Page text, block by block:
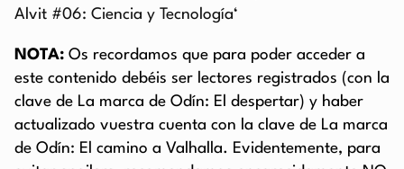
Alvit #06: Ciencia y Tecnología‘
NOTA: Os recordamos que para poder acceder a
este contenido debéis ser lectores registrados (con la
clave de La marca de Odín: El despertar) y haber
actualizado vuestra cuenta con la clave de La marca
de Odín: El camino a Valhalla. Evidentemente, para